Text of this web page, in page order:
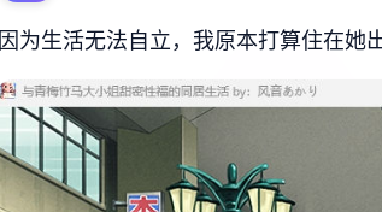
因为生活无法自立，我原本打算住在她